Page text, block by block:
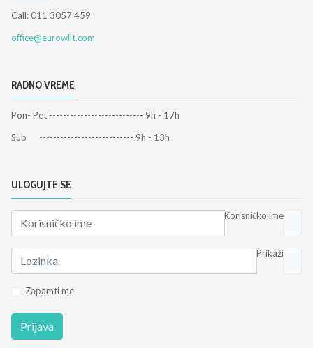
Call: 011 3057 459
office@eurowilt.com
RADNO VREME
Pon- Pet --------------------------- 9h - 17h
Sub --------------------------- 9h - 13h
ULOGUJTE SE
Korisničko ime
Prikaži
Zapamti me
Prijava